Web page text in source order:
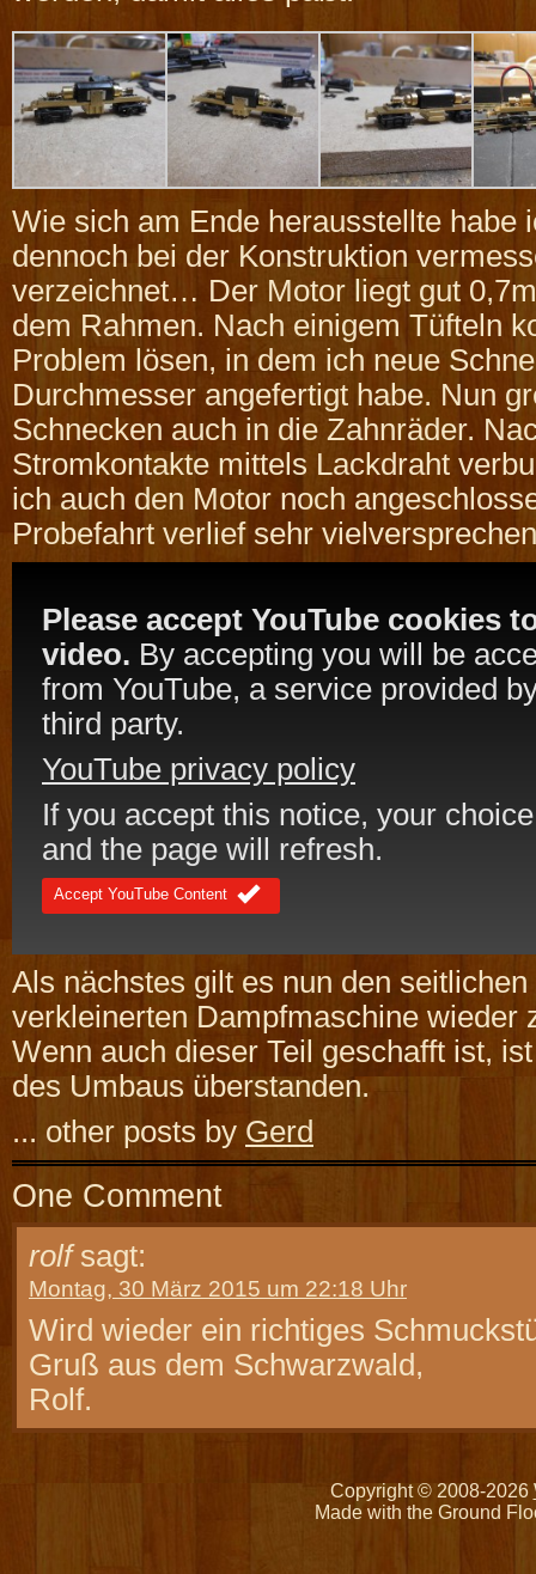
Wie sich am Ende herausstellte habe
dennoch bei der Konstruktion
verzeichnet… Der Motor liegt gut
dem Rahmen. Nach einigem Tüfteln
Problem lösen, in dem ich neue
Durchmesser angefertigt habe. Nun
Schnecken auch in die Zahnräder.
Stromkontakte mittels Lackdraht
ich auch den Motor noch
Probefahrt verlief sehr
Please accept YouTube cookies
video. By accepting you will be
from YouTube, a service provided
third party.
YouTube privacy policy
If you accept this notice, your
and the page will refresh.
Accept YouTube Content
Als nächstes gilt es nun den
verkleinerten Dampfmaschine wieder
Wenn auch dieser Teil geschafft ist,
des Umbaus überstanden.
... other posts by Gerd
One Comment
rolf sagt:
Montag, 30 März 2015 um 22:18 Uhr
Wird wieder ein richtiges
Gruß aus dem Schwarzwald,
Rolf.
Copyright © 2008-2026
Made with the Ground